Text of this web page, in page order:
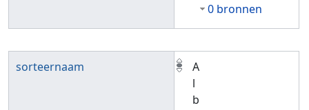
0 bronnen
sorteernaam
A
l
b